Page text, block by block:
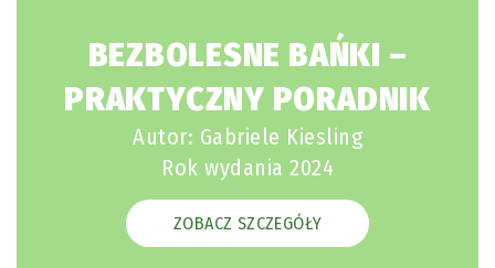
BEZBOLESNE BAŃKI –
PRAKTYCZNY PORADNIK
Autor: Gabriele Kiesling
Rok wydania 2024
ZOBACZ SZCZEGÓŁY